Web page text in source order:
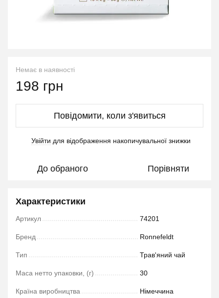
Немає в наявності
198 грн
Повідомити, коли з'явиться
Увійти для відображення накопичувальної знижки
До обраного Порівняти
Характеристики
Артикул 74201
Бренд Ronnefeldt
Тип Трав'яний чай
Маса нетто упаковки, (г) 30
Країна виробництва Німеччина